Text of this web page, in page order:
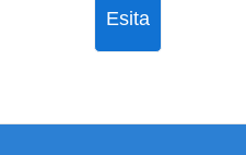
Esita